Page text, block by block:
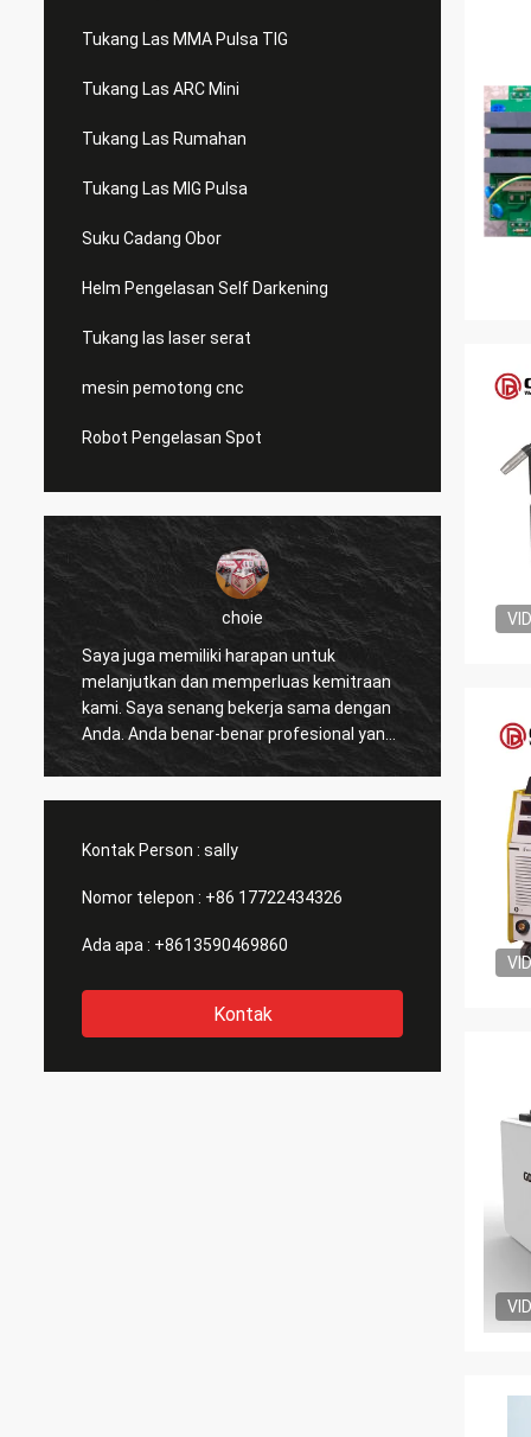
Tukang Las MMA Pulsa TIG
Tukang Las ARC Mini
Tukang Las Rumahan
Tukang Las MIG Pulsa
Suku Cadang Obor
Helm Pengelasan Self Darkening
Tukang las laser serat
mesin pemotong cnc
Robot Pengelasan Spot
choie
Saya juga memiliki harapan untuk
melanjutkan dan memperluas kemitraan
kami. Saya senang bekerja sama dengan
Anda. Anda benar-benar profesional yang
sangat baik dan mendukung kami
akal
Kontak Person : sally
Nomor telepon : +86 17722434326
Ada apa : +8613590469860
Kontak